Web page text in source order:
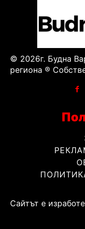
© 2026г. Будна
региона ®
Сайтът е